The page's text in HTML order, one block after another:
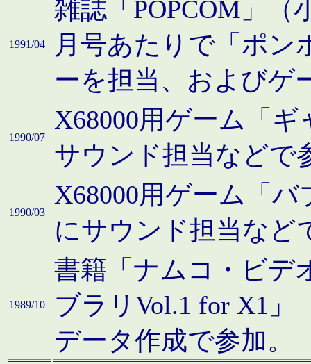
1991/04
雑誌「POPCOM」（
月号あたりで「ポン
ーを担当、およびゲ
1990/07
X68000用ゲーム「
サウンド担当などで
1990/03
X68000用ゲーム「
にサウンド担当など
1989/10
書籍「ナムコ・ビデ
ブラリVol.1 for X1」
データ作成で参加。